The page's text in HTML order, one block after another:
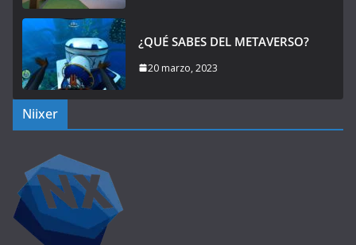
¿QUÉ SABES DEL METAVERSO?
20 marzo, 2023
Niixer